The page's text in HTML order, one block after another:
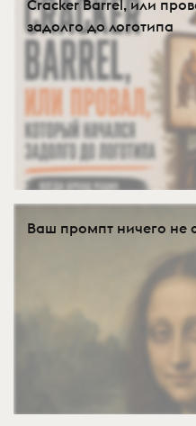
Cracker Barrel, или
задолго до логотипа
Ваш промпт ничего не